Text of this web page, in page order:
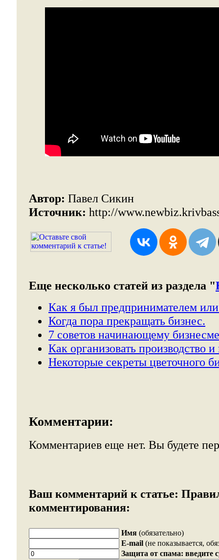
Автор: Павел Сикин
Источник: http://
Еще несколько статей из раздела "
Как я был предпринимателем
Когда пора прекращать бизнес.
7 советов начинающему
Как организовать производство
Некоторые секреты цветочного
Комментарии:
Комментариев еще нет. Вы будете
Ваш комментарий к статье:
комментирования:
Имя (обязательно)
E-mail (не показывается,
Защита от спама: введите